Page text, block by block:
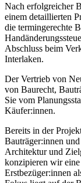
Nach erfolgreicher
einem detaillierten
die termingerechte
Abschluss beim
Interlaken.
Der Vertrieb von
von Baurecht,
Sie vom
Käufer:innen.
Bereits in der
Bauträger:innen
Architektur und
konzipieren wir eine
Erstbezüger:innen